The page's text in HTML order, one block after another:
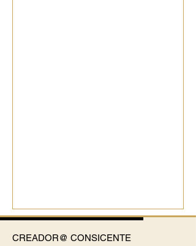
CREADOR@ CONSICENTE